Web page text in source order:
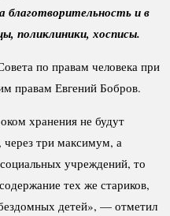
благотворительность и в
поликлиники, хосписы.
по правам человека при
правам Евгений Бобров.
хранения не будут
три максимум, а
учреждений, то
тех же стариков,
детей», — отметил